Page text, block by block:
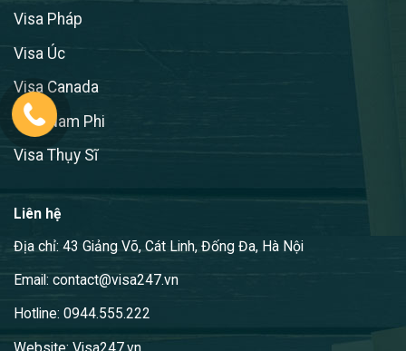
Visa Pháp
Visa Úc
Visa Canada
Visa Nam Phi
Visa Thụy Sĩ
Liên hệ
Địa chỉ: 43 Giảng Võ, Cát Linh, Đống Đa, Hà Nội
Email: contact@visa247.vn
Hotline: 0944.555.222